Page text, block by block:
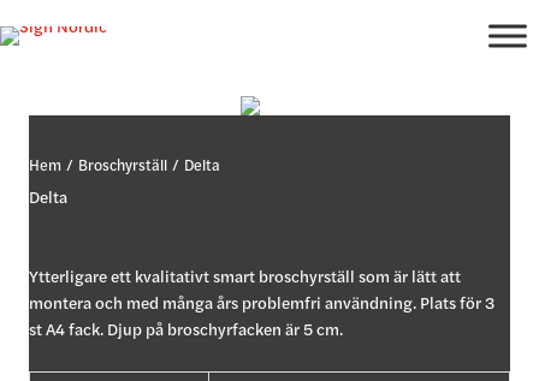
till
Hem / Broschyrställ / Delta
Delta
Ytterligare ett kvalitativt smart broschyrställ som är lätt att
montera och med många års problemfri användning. Plats för 3
st A4 fack. Djup på broschyrfacken är 5 cm.